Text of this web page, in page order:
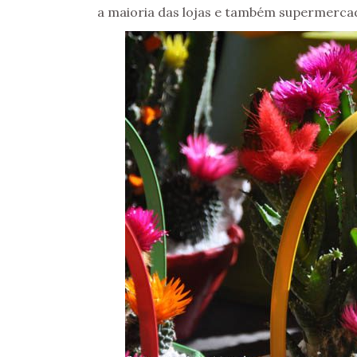
a maioria das lojas e também